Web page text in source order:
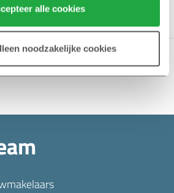
alle cookies
noodzakelijke cookies
1 2